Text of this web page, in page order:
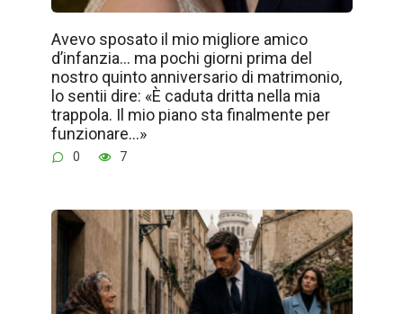
Avevo sposato il mio migliore amico
d’infanzia… ma pochi giorni prima del
nostro quinto anniversario di matrimonio,
lo sentii dire: «È caduta dritta nella mia
trappola. Il mio piano sta finalmente per
funzionare…»
0 7